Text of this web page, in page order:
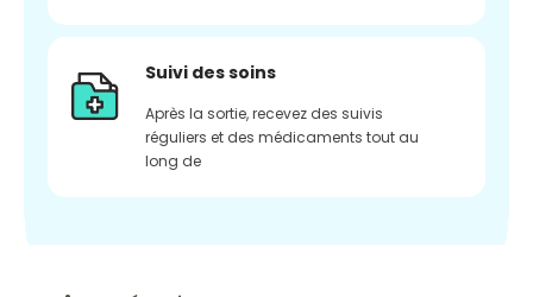
Suivi des soins
Après la sortie, recevez des suivis
réguliers et des médicaments tout au
long de